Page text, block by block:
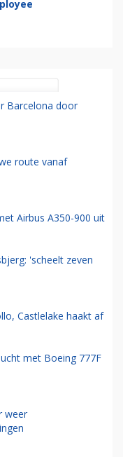
Barcelona door
route vanaf
Airbus A350-900 uit
'scheelt zeven
Castlelake haakt af
met Boeing 777F
weer